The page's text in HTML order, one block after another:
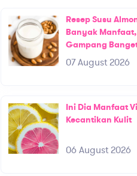
Resep Susu
Banyak
Gampang
07 August 2026
Ini Dia Manfaat
Kecantikan Kulit
06 August 2026